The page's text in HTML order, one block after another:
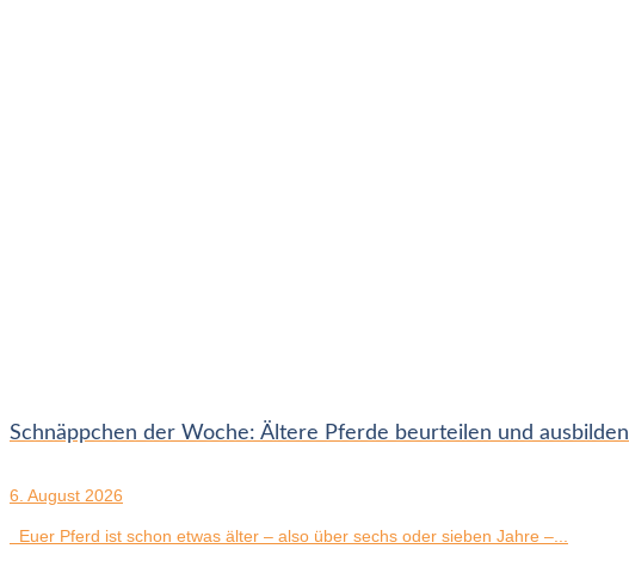
Schnäppchen der Woche: Ältere Pferde beurteilen und ausbilden
6. August 2026
Euer Pferd ist schon etwas älter – also über sechs oder sieben Jahre –...